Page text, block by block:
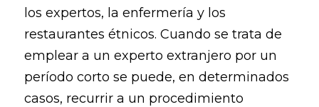
los expertos, la enfermería y los
restaurantes étnicos. Cuando se trata de
emplear a un experto extranjero por un
período corto se puede, en determinados
casos, recurrir a un procedimiento